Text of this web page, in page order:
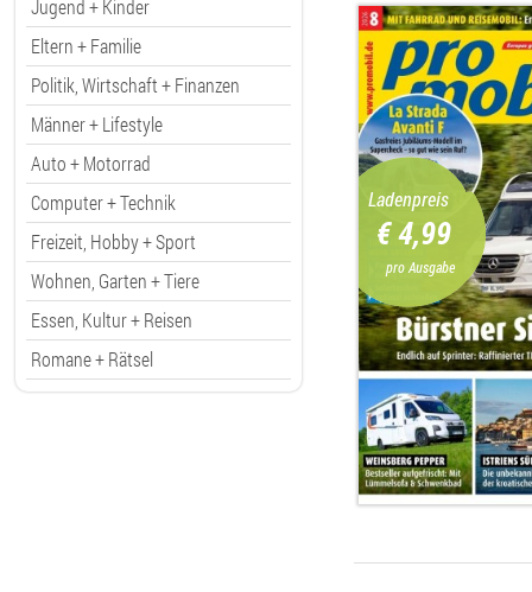
Jugend + Kinder
Eltern + Familie
Politik, Wirtschaft + Finanzen
Männer + Lifestyle
Auto + Motorrad
Computer + Technik
Freizeit, Hobby + Sport
Wohnen, Garten + Tiere
Essen, Kultur + Reisen
Romane + Rätsel
Ladenpreis
€ 4,99
pro Ausgabe